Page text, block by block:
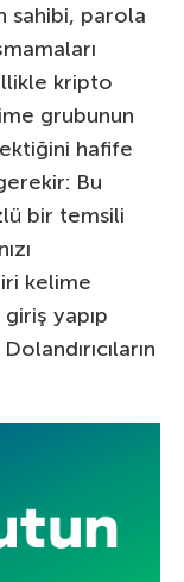
sahibi, parola
kripto
grubunun
hafife
Bu
bir temsili
kelime
yapıp